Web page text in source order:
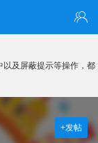
及屏蔽提示等操作，都
+发帖